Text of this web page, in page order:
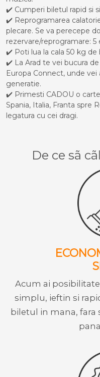
✔️ Cumperi biletul rapid si
✔️ Reprogramarea
plecare. Se va perecepe
rezervare/reprogramare: 5
✔️ Poti lua la cala 50 kg de
✔️ La Arad te vei bucura
Europa Connect, unde
generatie.
✔️ Primesti CADOU o
Spania, Italia, Franta spre
legatura cu cei dragi.
De ce sã
Acum ai
simplu, ieftin si
biletul in mana, fara